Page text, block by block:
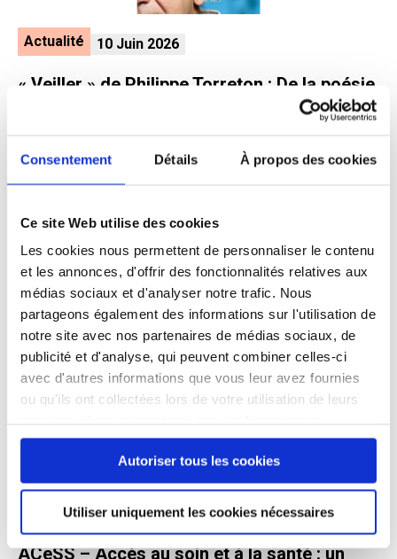
Consentement Détails À propos des cookies
Ce site Web utilise des cookies
Les cookies nous permettent de personnaliser le contenu
et les annonces, d'offrir des fonctionnalités relatives aux
médias sociaux et d'analyser notre trafic. Nous
partageons également des informations sur l'utilisation de
notre site avec nos partenaires de médias sociaux, de
publicité et d'analyse, qui peuvent combiner celles-ci
avec d'autres informations que vous leur avez fournies
ou qu'ils ont collectées lors de votre utilisation de leurs
continuez à utiliser notre site Web.
Autoriser tous les cookies
Utiliser uniquement les cookies nécessaires
Actualité 10 Juin 2026
« Veiller » de Philippe Torreton : De la poésie
Événement 5 Juin 2026
Le festival des Alchimistes revient pour sa
seconde édition
Donateurs 28 Mai 2026
ACeSS – Accès au soin et à la santé : un